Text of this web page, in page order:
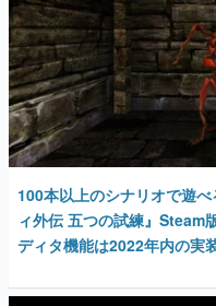
なんでゲー
ゲーム開発者・
具体的な形から
です。
ゲームが変
「経験値」「裏
の起源や用法の
イニーP氏が徹
カテゴリ
特集記事
マンガ
100本以上のシナリオで遊
ィ外伝 五つの試練』Steam
ディタ機能は2022年内の実